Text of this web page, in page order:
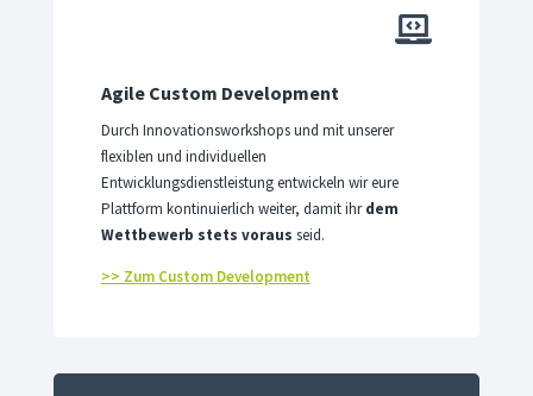

Agile Custom Development
Durch Innovationsworkshops und mit unserer
flexiblen und individuellen
Entwicklungsdienstleistung entwickeln wir eure
Plattform kontinuierlich weiter, damit ihrdem
Wettbewerb stets voraus seid.
>> Zum Custom Development